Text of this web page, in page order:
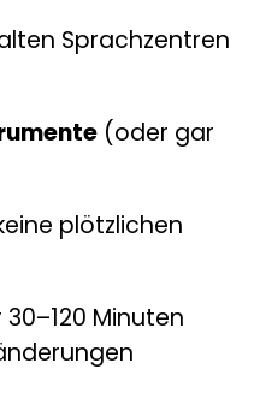
Sprachzentren
(oder gar
plötzlichen
30–120 Minuten